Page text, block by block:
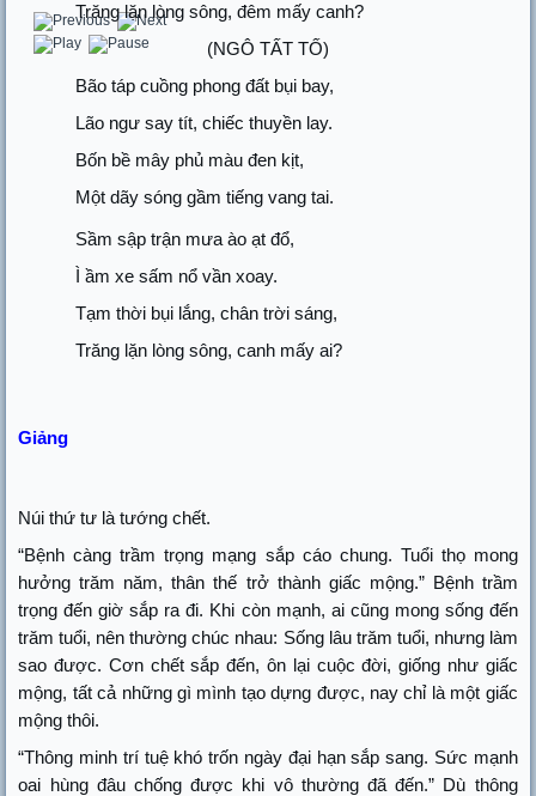
Trăng lặn lòng sông, đêm mấy canh?
(NGÔ TẤT TỐ)
Bão táp cuồng phong đất bụi bay,
Lão ngư say tít, chiếc thuyền lay.
Bốn bề mây phủ màu đen kịt,
Một dãy sóng gầm tiếng vang tai.
Sầm sập trận mưa ào ạt đổ,
Ì ầm xe sấm nổ vần xoay.
Tạm thời bụi lắng, chân trời sáng,
Trăng lặn lòng sông, canh mấy ai?
Giảng
Núi thứ tư là tướng chết.
“Bệnh càng trầm trọng mạng sắp cáo chung. Tuổi thọ mong
hưởng trăm năm, thân thế trở thành giấc mộng.” Bệnh trầm
trọng đến giờ sắp ra đi. Khi còn mạnh, ai cũng mong sống đến
trăm tuổi, nên thường chúc nhau: Sống lâu trăm tuổi, nhưng làm
sao được. Cơn chết sắp đến, ôn lại cuộc đời, giống như giấc
mộng, tất cả những gì mình tạo dựng được, nay chỉ là một giấc
mộng thôi.
“Thông minh trí tuệ khó trốn ngày đại hạn sắp sang. Sức mạnh
oai hùng đâu chống được khi vô thường đã đến.” Dù thông